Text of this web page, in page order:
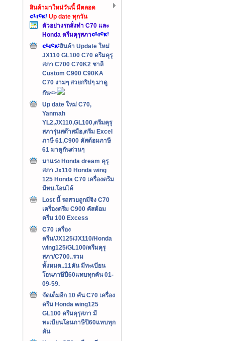
สินค้ามาใหม่วันนี้ มีตลอด
Up date ทุกวัน
ตัวอย่างรถสั่งทำ C70 และ
Honda ดรีมคุรุสภา
สินค้า Update ใหม่
JX110 GL100 C70 ดรีมคุรุ
สภา C700 C70K2 ชาลี
Custom C900 C90KA
C70 งามๆ สวยกริปๆ มาดู
กัน<>
Up date ใหม่ C70,
Yanmah
YL2,JX110,GL100,ดรีมคุรุ
สภารุ่นสต๊าสมือ,ดรีม Excel
ภาษี 61,C900 คัสต้อมภาษี
61 มาดูกันด่วนๆ
มาแรง Honda dream คุรุ
สภา Jx110 Honda wing
125 Honda C70 เครื่องดรีม
มีทบ.โอนได้
Lost นี้ รถสวยถูกมีจิง C70
เครื่องดรีม C900 คัสต้อม
ดรีม 100 Excess
C70 เครื่อง
ดรีม/JX125/JX110/Honda
wing125/GL100/ดรีมคุรุ
สภา/C700..รวม
ทั้งหมด..11คัน มีทะเบียน
โอนภาษีปี60แทบทุกคัน 01-
09-59.
จัดเต็มอีก 10 คัน C70 เครื่อง
ดรีม Honda wing125
GL100 ดรีมคุรุสภา มี
ทะเบียนโอนภาษีปี60แทบทุก
คัน